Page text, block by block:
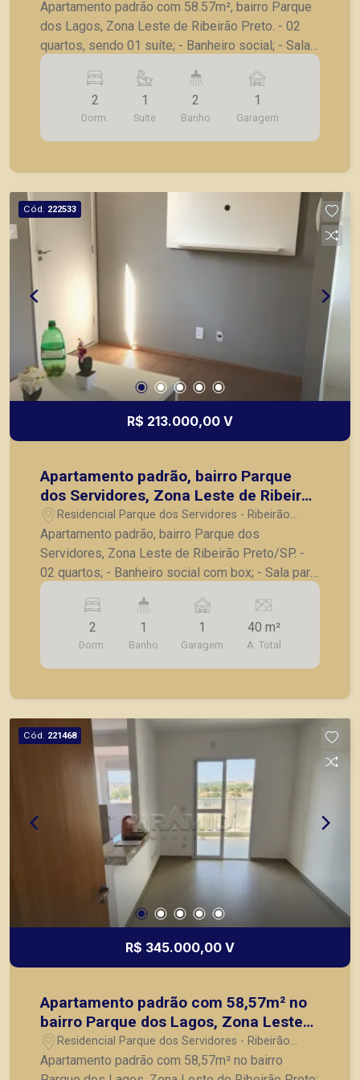
Preto/SP
Apartamento padrão com 58.57m², bairro Parque
dos Lagos, Zona Leste de Ribeirão Preto. - 02
quartos, sendo 01 suíte; - Banheiro social; - Sala
ampla; - Sacada; - Cozinha estilo americana; -
Lavanderia integrada; - 01 Vaga de garagem. A
Piramid tem como objetivo atender seus clientes
com agilidade e segurança, em locação, vendas
de imóveis prontos, usados ou mesmo nos
2
Dorm.
1
Suite
2
Banho
1
Garagem
Cód. 222533
R$ 213.000,00 V
Apartamento padrão, bairro Parque
dos Servidores, Zona Leste de Ribeirão
Preto/SP.
Residencial Parque dos Servidores - Ribeirão
Preto/SP
Apartamento padrão, bairro Parque dos
Servidores, Zona Leste de Ribeirão Preto/SP. -
02 quartos; - Banheiro social com box; - Sala para
02 ambientes; - Cozinha planejada; - Área de
serviços; - 01 vaga de garagem para carro e 01
vaga para moto. A Piramid tem como objetivo
atender seus clientes com agilidade e segurança,
em locação, vendas de imóveis prontos, usados
2
Dorm.
1
Banho
1
Garagem
40 m²
A. Total
Cód. 221468
R$ 345.000,00 V
Apartamento padrão com 58,57m² no
bairro Parque dos Lagos, Zona Leste
de Ribeirão Preto:
Residencial Parque dos Servidores - Ribeirão
Preto/SP
Apartamento padrão com 58,57m² no bairro